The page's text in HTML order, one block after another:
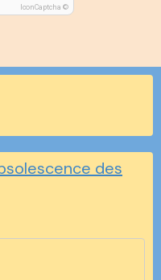
IconCaptcha ©
des